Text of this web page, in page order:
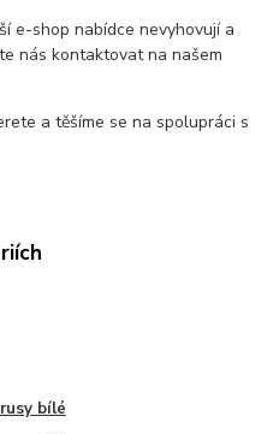
e-shop nabídce nevyhovují a
nás kontaktovat na našem
a těšíme se na spolupráci s
bílé